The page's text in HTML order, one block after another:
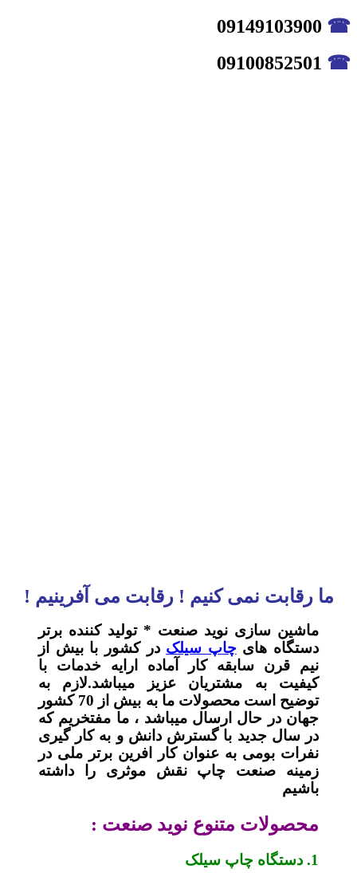
☎
☎
ما رقابت نمی کنیم ! رقابت می آفرینیم !
ماشین سازی نوید صنعت * تولید کننده برتر
دستگاه هایچاپ سیلک در کشور با بیش از
نیم قرن سابقه کار آماده ارایه خدمات با
کیفیت به مشتریان عزیز میباشد.لازم به
توضیح است محصولات ما به بیش از 70 کشور
جهان در حال ارسال میباشد ، ما مفتخریم که
در سال جدید با گسترش دانش و به کار گیری
نفرات بومی به عنوان کار افرین برتر ملی در
زمینه صنعت چاپ نقش موثری را داشته
باشیم
محصولات متنوع نوید صنعت :
1. دستگاه چاپ سیلک